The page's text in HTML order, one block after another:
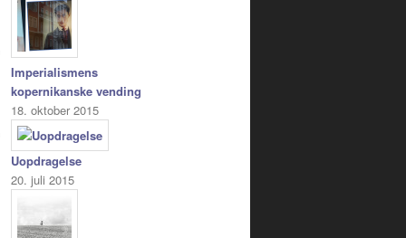
Imperialismens
kopernikanske vending
18. oktober 2015
Uopdragelse
20. juli 2015